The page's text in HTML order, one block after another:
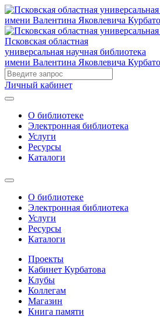
Псковская областная
универсальная научная библиотека
имени Валентина Яковлевича
Личный кабинет
О библиотеке
Электронная библиотека
Услуги
Ресурсы
Каталоги
О библиотеке
Электронная библиотека
Услуги
Ресурсы
Каталоги
Проекты
Кабинет Курбатова
Клубы
Коллегам
Магазин
Книга памяти